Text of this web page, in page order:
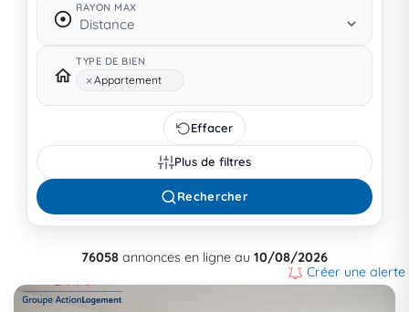
RAYON MAX
TYPE DE BIEN
×Appartement
Effacer
Plus de filtres
Rechercher
76058 annonces en ligne au 10/08/2026
Créer une alerte